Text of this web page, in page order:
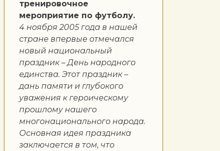
тренировочное
мероприятие по футболу.
4 ноября 2005 года в нашей
стране впервые отмечался
новый национальный
праздник – День народного
единства. Этот праздник –
дань памяти и глубокого
уважения к героическому
прошлому нашего
многонационального народа.
Основная идея праздника
заключается в том, что